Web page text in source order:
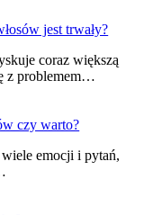
jest trwały?
coraz większą
z problemem…
czy warto?
emocji i pytań,